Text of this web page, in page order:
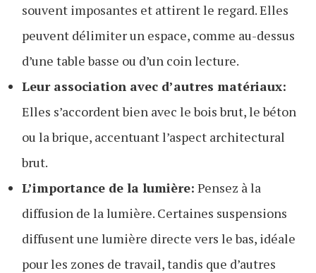
souvent imposantes et attirent le regard. Elles
peuvent délimiter un espace, comme au-dessus
d’une table basse ou d’un coin lecture.
Leur association avec d’autres matériaux:
Elles s’accordent bien avec le bois brut, le béton
ou la brique, accentuant l’aspect architectural
brut.
L’importance de la lumière: Pensez à la
diffusion de la lumière. Certaines suspensions
diffusent une lumière directe vers le bas, idéale
pour les zones de travail, tandis que d’autres